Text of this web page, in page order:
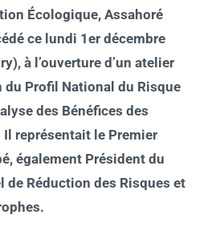
Écologique, Assahoré
ce lundi 1er décembre
à l’ouverture d’un atelier
du Profil National du Risque
des Bénéfices des
Il représentait le Premier
également Président du
Réduction des Risques et